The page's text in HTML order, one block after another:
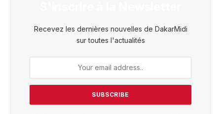
Recevez les dernières nouvelles de DakarMidi
sur toutes l'actualités